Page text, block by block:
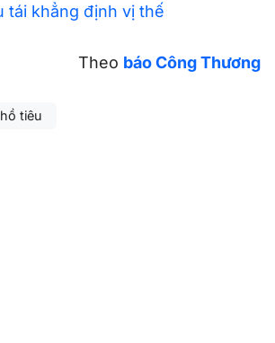
tái khẳng định vị thế
Theo báo Công Thương
tiêu